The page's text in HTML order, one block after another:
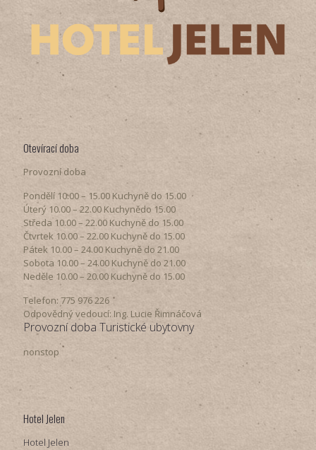
Otevírací doba
Provozní doba
Pondělí​ 10.00 – 15.00​​ Kuchyně do 15.00
Úterý ​10.00 – 22.00​​ Kuchynědo 15.00
Středa ​10.00 – 22.00 ​​Kuchyně do 15.00
Čtvrtek​ 10.00 – 22.00 ​​Kuchyně do 15.00
Pátek​ 10.00 – 24.00​​ Kuchyně do 21.00
Sobota ​10.00 – 24.00​​ Kuchyně do 21.00
Neděle ​10.00 – 20.00​​ Kuchyně do 15.00
Telefon: 775 976 226
Odpovědný vedoucí: Ing. Lucie Řimnáčová
Provozní doba Turistické ubytovny
nonstop
Hotel Jelen
Hotel Jelen